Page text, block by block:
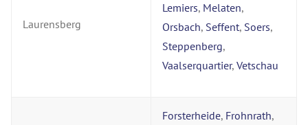
Laurensberg
Lemiers, Melaten,
Orsbach, Seffent, Soers,
Steppenberg,
Vaalserquartier, Vetschau
Forsterheide, Frohnrath,